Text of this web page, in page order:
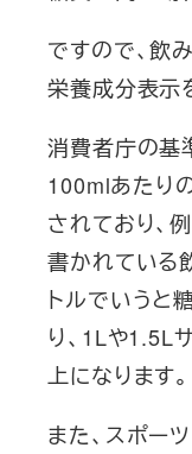
ですので、飲
栄養成分表示
消費者庁の基
100mlあたり
されており、
書かれている
トルでいうと
り、1Lや1.5L
上になります。
また、スポー